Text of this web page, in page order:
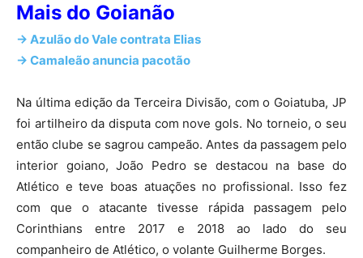
Mais do Goianão
-> Azulão do Vale contrata Elias
-> Camaleão anuncia pacotão
Na última edição da Terceira Divisão, com o Goiatuba, JP
foi artilheiro da disputa com nove gols. No torneio, o seu
então clube se sagrou campeão. Antes da passagem pelo
interior goiano, João Pedro se destacou na base do
Atlético e teve boas atuações no profissional. Isso fez
com que o atacante tivesse rápida passagem pelo
Corinthians entre 2017 e 2018 ao lado do seu
companheiro de Atlético, o volante Guilherme Borges.